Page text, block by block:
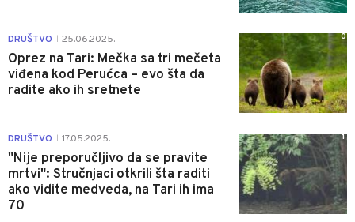
DRUŠTVO 25.06.2025.
Oprez na Tari: Mečka sa tri mečeta
viđena kod Perućca – evo šta da
radite ako ih sretnete
0
DRUŠTVO 17.05.2025.
"Nije preporučljivo da se pravite
mrtvi": Stručnjaci otkrili šta raditi
ako vidite medveda, na Tari ih ima
70
1